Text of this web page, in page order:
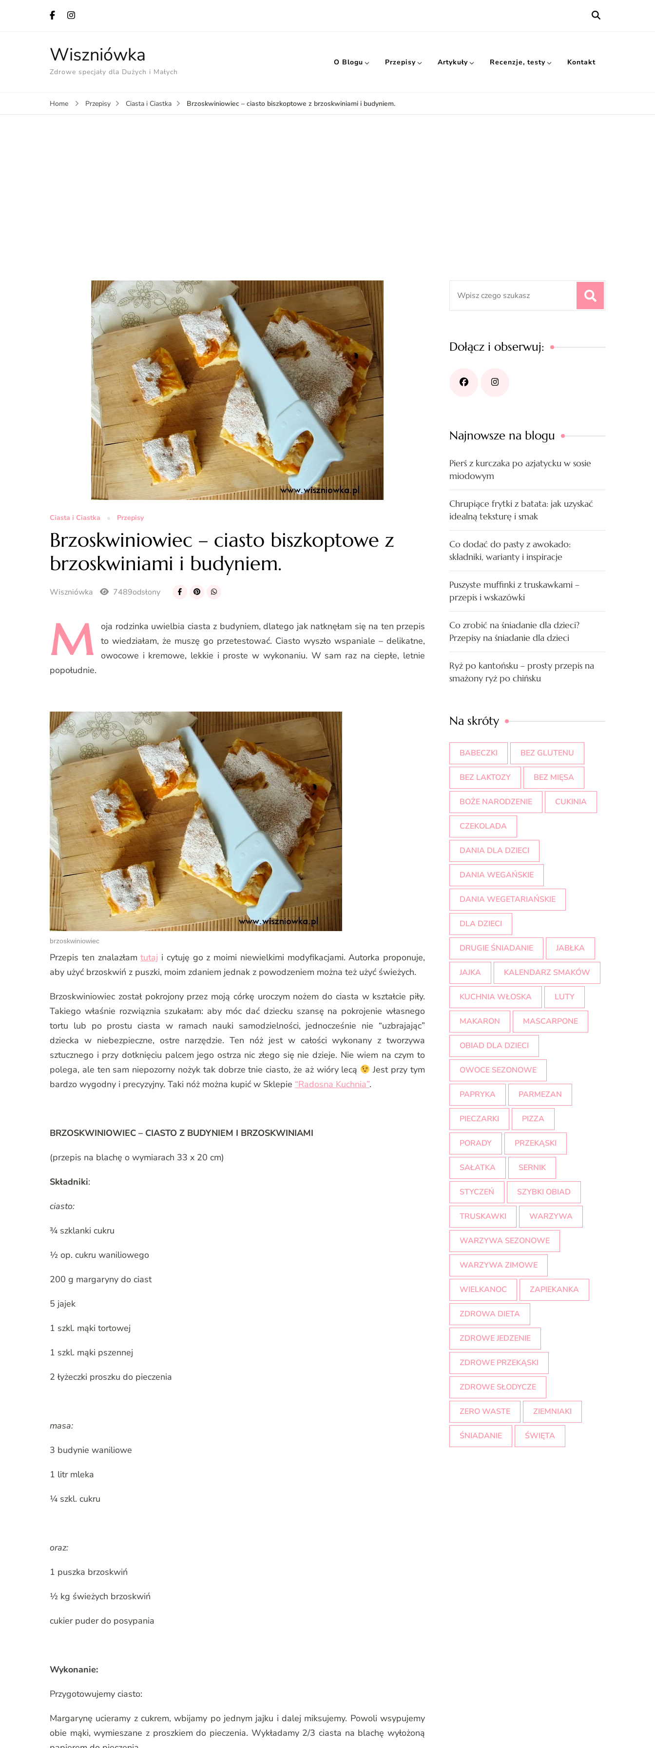
Wiszniówka
Zdrowe specjały dla Dużych i Małych
O Blogu Przepisy Artykuły Recenzje, testy Kontakt
Home Przepisy Ciasta i Ciastka Brzoskwiniowiec – ciasto biszkoptowe z brzoskwiniami i budyniem.
Ciasta i Ciastka Przepisy
Brzoskwiniowiec – ciasto biszkoptowe z
brzoskwiniami i budyniem.
Wiszniówka 7489odsłony
M oja rodzinka uwielbia ciasta z budyniem, dlatego jak natknęłam się na ten przepis
to wiedziałam, że muszę go przetestować. Ciasto wyszło wspaniale – delikatne,
owocowe i kremowe, lekkie i proste w wykonaniu. W sam raz na ciepłe, letnie
popołudnie.
brzoskwiniowiec
Przepis ten znalazłamtutaj i cytuję go z moimi niewielkimi modyfikacjami. Autorka proponuje,
aby użyć brzoskwiń z puszki, moim zdaniem jednak z powodzeniem można też użyć świeżych.
Brzoskwiniowiec został pokrojony przez moją córkę uroczym nożem do ciasta w kształcie piły.
Takiego właśnie rozwiąznia szukałam: aby móc dać dziecku szansę na pokrojenie własnego
tortu lub po prostu ciasta w ramach nauki samodzielności, jednocześnie nie “uzbrajając”
dziecka w niebezpieczne, ostre narzędzie. Ten nóż jest w całości wykonany z tworzywa
sztucznego i przy dotknięciu palcem jego ostrza nic złego się nie dzieje. Nie wiem na czym to
polega, ale ten sam niepozorny nożyk tak dobrze tnie ciasto, że aż wióry lecą
Jest przy tym
bardzo wygodny i precyzyjny. Taki nóż można kupić w Sklepie “Radosna Kuchnia”.
BRZOSKWINIOWIEC – CIASTO Z BUDYNIEM I BRZOSKWINIAMI
(przepis na blachę o wymiarach 33 x 20 cm)
Składniki:
ciasto:
¾ szklanki cukru
½ op. cukru waniliowego
200 g margaryny do ciast
5 jajek
1 szkl. mąki tortowej
1 szkl. mąki pszennej
2 łyżeczki proszku do pieczenia
masa:
3 budynie waniliowe
1 litr mleka
¼ szkl. cukru
oraz:
1 puszka brzoskwiń
½ kg świeżych brzoskwiń
cukier puder do posypania
Wykonanie:
Przygotowujemy ciasto:
Margarynę ucieramy z cukrem, wbijamy po jednym jajku i dalej miksujemy. Powoli wsypujemy
obie mąki, wymieszane z proszkiem do pieczenia. Wykładamy 2/3 ciasta na blachę wyłożoną
Dołącz i obserwuj:
Najnowsze na blogu
Pierś z kurczaka po azjatycku w sosie
miodowym
Chrupiące frytki z batata: jak uzyskać
idealną teksturę i smak
Co dodać do pasty z awokado:
składniki, warianty i inspiracje
Puszyste muffinki z truskawkami –
przepis i wskazówki
Co zrobić na śniadanie dla dzieci?
Przepisy na śniadanie dla dzieci
Ryż po kantońsku – prosty przepis na
smażony ryż po chińsku
Na skróty
BABECZKI BEZ GLUTENU
BEZ LAKTOZY BEZ MIĘSA
BOŻE NARODZENIE CUKINIA
CZEKOLADA
DANIA DLA DZIECI
DANIA WEGAŃSKIE
DANIA WEGETARIAŃSKIE
DLA DZIECI
DRUGIE ŚNIADANIE JABŁKA
JAJKA KALENDARZ SMAKÓW
KUCHNIA WŁOSKA LUTY
MAKARON MASCARPONE
OBIAD DLA DZIECI
OWOCE SEZONOWE
PAPRYKA PARMEZAN
PIECZARKI PIZZA
PORADY PRZEKĄSKI
SAŁATKA SERNIK
STYCZEŃ SZYBKI OBIAD
TRUSKAWKI WARZYWA
WARZYWA SEZONOWE
WARZYWA ZIMOWE
WIELKANOC ZAPIEKANKA
ZDROWA DIETA
ZDROWE JEDZENIE
ZDROWE PRZEKĄSKI
ZDROWE SŁODYCZE
ZERO WASTE ZIEMNIAKI
ŚNIADANIE ŚWIĘTA